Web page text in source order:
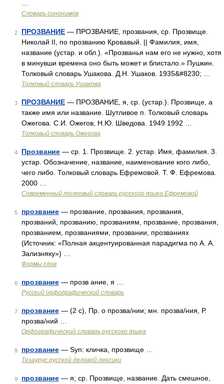
Словарь синонимов
2 ПРОЗВАНИЕ — ПРОЗВАНИЕ, прозвания, ср. Прозвище.
Николай II, по прозванию Кровавый. || Фамилия, имя,
название (устар. и обл.). «Прозванья нам его не нужно, хотя
в минувши времена оно быть может и блистало.» Пушкин.
Толковый словарь Ушакова. Д.Н. Ушаков. 1935&#8230; …
Толковый словарь Ушакова
3 ПРОЗВАНИЕ — ПРОЗВАНИЕ, я, ср. (устар.). Прозвище, а
также имя или название. Шутливое п. Толковый словарь
Ожегова. С.И. Ожегов, Н.Ю. Шведова. 1949 1992 …
Толковый словарь Ожегова
4 Прозвание — ср. 1. Прозвище. 2. устар. Имя, фамилия. 3.
устар. Обозначение, название, наименование кого либо,
чего либо. Толковый словарь Ефремовой. Т. Ф. Ефремова.
2000 …
Современный толковый словарь русского языка Ефремовой
5 прозвание — прозвание, прозвания, прозвания,
прозваний, прозванию, прозваниям, прозвание, прозвания,
прозванием, прозваниями, прозвании, прозваниях
(Источник: «Полная акцентуированная парадигма по А. А.
Зализняку») …
Формы слов
6 прозвание — прозв ание, я …
Русский орфографический словарь
7 прозвание — (2 с), Пр. о прозва/нии; мн. прозва/ния, Р.
прозва/ний …
Орфографический словарь русского языка
8 прозвание — Syn: кличка, прозвище …
Тезаурус русской деловой лексики
9 прозвание — я; ср. Прозвище, название. Дать смешное,